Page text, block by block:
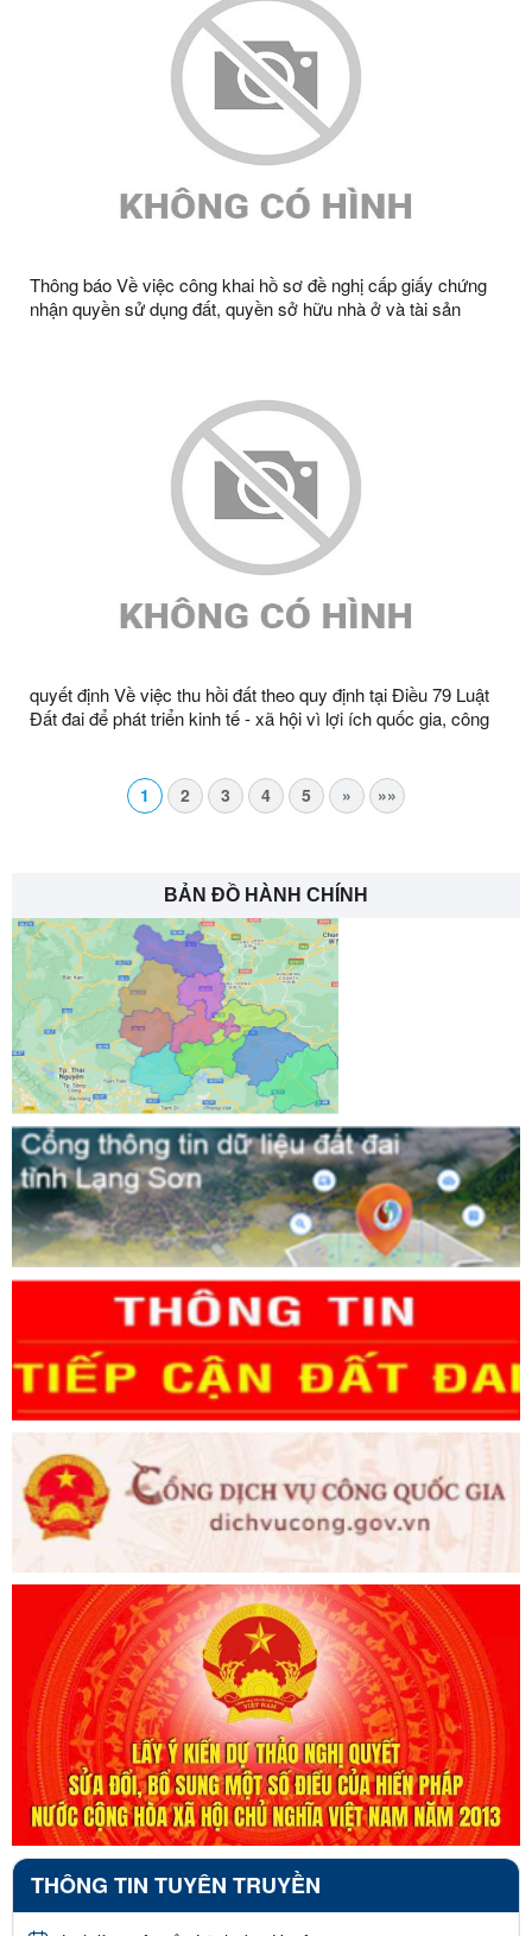
Thông báo Về việc công khai hồ sơ đề nghị cấp giấy chứng
nhận quyền sử dụng đất, quyền sở hữu nhà ở và tài sản
quyết định Về việc thu hồi đất theo quy định tại Điều 79 Luật
Đất đai để phát triển kinh tế - xã hội vì lợi ích quốc gia, công
Định năm 2022 ông Nông Văn Chấn, thôn Kéo Lày, xã Tràng
Định, tỉnh Lạng Sơn
1 2 3 4 5 » »»
BẢN ĐỒ HÀNH CHÍNH
THÔNG TIN TUYÊN TRUYỀN